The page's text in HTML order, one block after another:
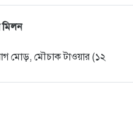
মিলন
মোড়, মৌচাক টাওয়ার (১২